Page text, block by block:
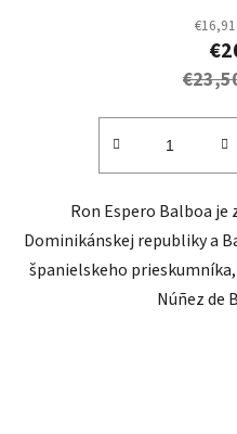
Ron Espero Balboa
Dominikánskej republiky a
španielskeho
Núñez de